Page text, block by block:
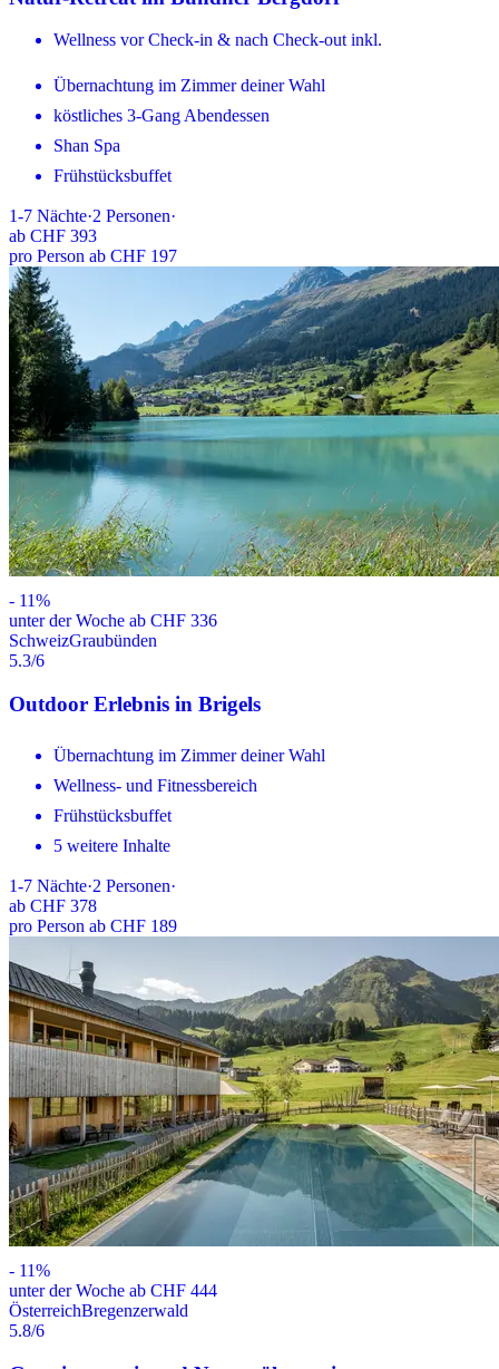
Wellness vor Check-in & nach Check-out inkl.
Übernachtung im Zimmer deiner Wahl
köstliches 3-Gang Abendessen
Shan Spa
Frühstücksbuffet
1-7 Nächte·2 Personen·
ab CHF 393
pro Person ab CHF 197
- 11%
unter der Woche ab CHF 336
SchweizGraubünden
5.3/6
Outdoor Erlebnis in Brigels
Übernachtung im Zimmer deiner Wahl
Wellness- und Fitnessbereich
Frühstücksbuffet
5 weitere Inhalte
1-7 Nächte·2 Personen·
ab CHF 378
pro Person ab CHF 189
- 11%
unter der Woche ab CHF 444
ÖsterreichBregenzerwald
5.8/6